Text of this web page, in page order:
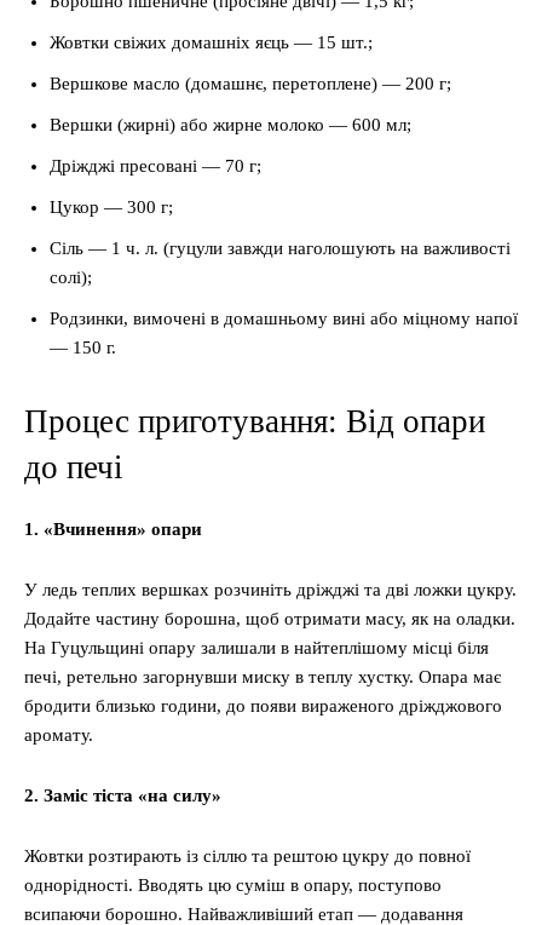
Жовтки свіжих домашніх яєць — 15 шт.;
Вершкове масло (домашнє, перетоплене) — 200 г;
Вершки (жирні) або жирне молоко — 600 мл;
Дріжджі пресовані — 70 г;
Цукор — 300 г;
Сіль — 1 ч. л. (гуцули завжди наголошують на важливості
солі);
Родзинки, вимочені в домашньому вині або міцному напої
— 150 г.
Процес приготування: Від опари
до печі
1. «Вчинення» опари
У ледь теплих вершках розчиніть дріжджі та дві ложки цукру.
Додайте частину борошна, щоб отримати масу, як на оладки.
На Гуцульщині опару залишали в найтеплішому місці біля
печі, ретельно загорнувши миску в теплу хустку. Опара має
бродити близько години, до появи вираженого дріжджового
аромату.
2. Заміс тіста «на силу»
Жовтки розтирають із сіллю та рештою цукру до повної
однорідності. Вводять цю суміш в опару, поступово
всипаючи борошно. Найважливіший етап — додавання